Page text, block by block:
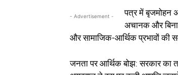
- Advertisement -
पत्र में बृजमोहन
अचानक और बिना
और सामाजिक-आर्थिक प्रभावों की
जनता पर आर्थिक बोझ: सरकार का